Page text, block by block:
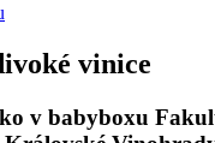
vinice
v babyboxu